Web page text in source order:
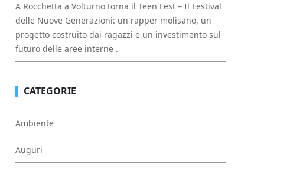
A Rocchetta a Volturno torna il Teen Fest – Il Festival
delle Nuove Generazioni: un rapper molisano, un
progetto costruito dai ragazzi e un investimento sul
futuro delle aree interne .
CATEGORIE
Ambiente
Auguri